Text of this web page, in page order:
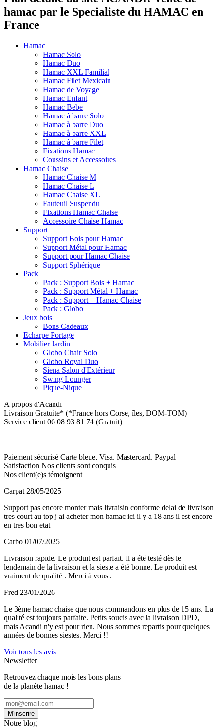
hamac par le Specialiste du HAMAC en
France
Hamac
Hamac Solo
Hamac Duo
Hamac XXL Familial
Hamac Filet Mexicain
Hamac de Voyage
Hamac Enfant
Hamac Bebe
Hamac à barre Solo
Hamac à barre Duo
Hamac à barre XXL
Hamac à barre Filet
Fixations Hamac
Coussins et Accessoires
Hamac Chaise
Hamac Chaise M
Hamac Chaise L
Hamac Chaise XL
Fauteuil Suspendu
Fixations Hamac Chaise
Accessoire Chaise Hamac
Support
Support Bois pour Hamac
Support Métal pour Hamac
Support pour Hamac Chaise
Support Sphérique
Pack
Pack : Support Bois + Hamac
Pack : Support Métal + Hamac
Pack : Support + Hamac Chaise
Pack : Globo
Jeux bois
Bons Cadeaux
Echarpe Portage
Mobilier Jardin
Globo Chair Solo
Globo Royal Duo
Siena Salon d'Extérieur
Swing Lounger
Pique-Nique
A propos d'Acandi
Livraison Gratuite* (*France hors Corse, îles, DOM-TOM)
Service client 06 08 93 81 74 (Gratuit)
Paiement sécurisé Carte bleue, Visa, Mastercard, Paypal
Satisfaction Nos clients sont conquis
Nos client(e)s témoignent
Carpat 28/05/2025
Support pas encore monter mais livraisin conforme delai de livraison
tres court au top j ai acheter mon hamac ici il y a 18 ans il est encore
en tres bon etat
Carbo 01/07/2025
Livraison rapide. Le produit est parfait. Il a été testé dès le
lendemain de la livraison et la sieste a été bonne. Le produit est
vraiment de qualité . Merci à vous .
Fred 23/01/2026
Le 3ème hamac chaise que nous commandons en plus de 15 ans. La
qualité est toujours parfaite. Petits soucis avec la livraison DPD,
mais Acandi n'y est pour rien. Nous sommes repartis pour quelques
années de bonnes siestes. Merci !!
Voir tous les avis
Newsletter
Retrouvez chaque mois les bons plans
de la planète hamac !
M'inscrire
Notre blog